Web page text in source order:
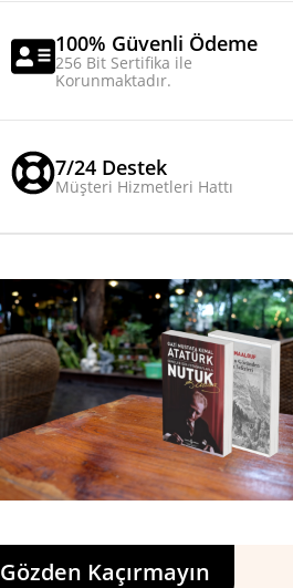
100% Güvenli Ödeme
256 Bit Sertifika ile
Korunmaktadır.
7/24 Destek
Müşteri Hizmetleri Hattı
Gözden Kaçırmayın